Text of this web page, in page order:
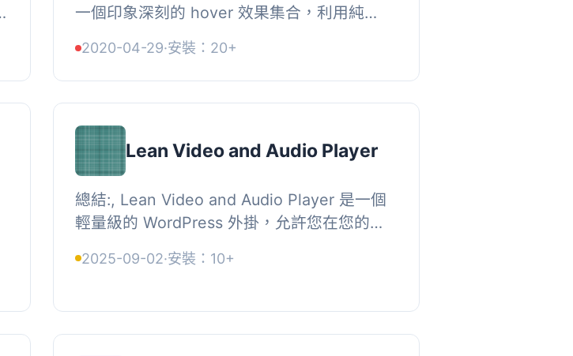
一個印象深刻的 hover 效果集合，利用純
協作！此外掛提供您 100+ 的 ...
2020-04-29·安裝：20+
Lean Video and Audio Player
總結:, Lean Video and Audio Player 是一個
輕量級的 WordPress 外掛，允許您在您的網
麗、響應式的視頻和音頻播放器。...
2025-09-02·安裝：10+